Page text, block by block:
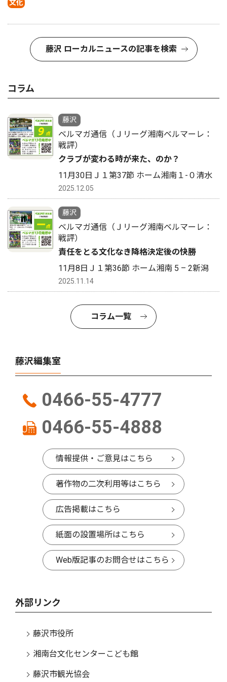
文化
藤沢 ローカルニュースの記事を検索
コラム
藤沢
ベルマガ通信（Ｊリーグ湘南ベルマーレ：
戦評）
クラブが変わる時が来た、のか？
11月30日Ｊ１第37節 ホーム湘南１-０清水
2025.12.05
藤沢
ベルマガ通信（Ｊリーグ湘南ベルマーレ：
戦評）
責任をとる文化なき降格決定後の快勝
11月8日Ｊ１第36節 ホーム湘南 5 – 2新潟
2025.11.14
コラム一覧
藤沢編集室
0466-55-4777
0466-55-4888
情報提供・ご意見はこちら
著作物の二次利用等はこちら
広告掲載はこちら
紙面の設置場所はこちら
Web版記事のお問合せはこちら
外部リンク
藤沢市役所
湘南台文化センターこども館
藤沢市観光協会